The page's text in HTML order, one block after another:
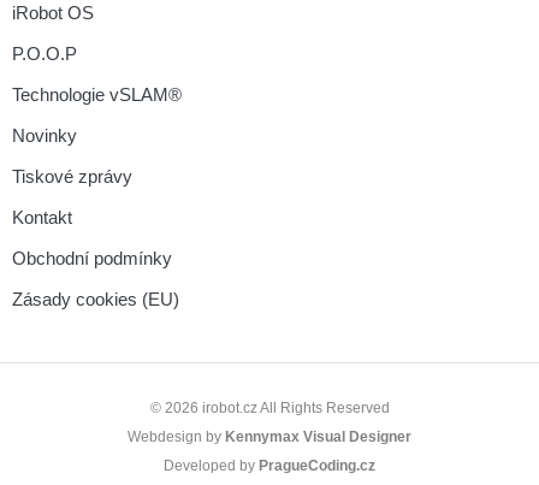
iRobot OS
P.O.O.P
Technologie vSLAM®
Novinky
Tiskové zprávy
Kontakt
Obchodní podmínky
Zásady cookies (EU)
© 2026 irobot.cz All Rights Reserved
Webdesign by Kennymax Visual Designer
Developed by PragueCoding.cz